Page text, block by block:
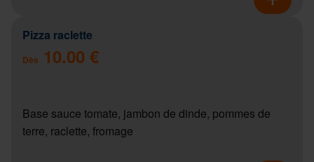
Pizza raclette
Dès 10.00 €
Base sauce tomate, jambon de dinde, pommes de
terre, raclette, fromage